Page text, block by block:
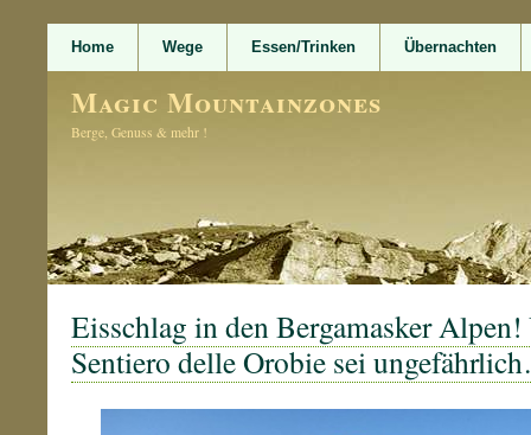
Home Wege Essen/Trinken Übernachten
Magic Mountainzones
Berge, Genuss & mehr !
Eisschlag in den Bergamasker
Sentiero delle Orobie sei